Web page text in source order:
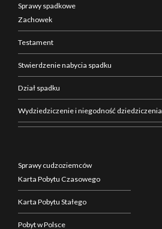
Sprawy spadkowe
Zachowek
Testament
Stwierdzenie nabycia spadku
Dział spadku
Wydziedziczenie i niegodność dziedziczenia
Sprawy cudzoziemców
Karta Pobytu Czasowego
Karta Pobytu Stałego
Pobyt w Polsce